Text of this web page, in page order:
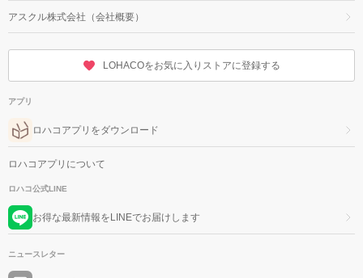
アスクル株式会社（会社概要）
LOHACOをお気に入りストアに登録する
アプリ
ロハコアプリをダウンロード
ロハコアプリについて
ロハコ公式LINE
お得な最新情報をLINEでお届けします
ニュースレター